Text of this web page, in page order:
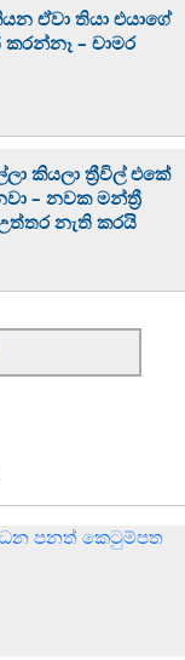
ඒවා තියා එයාගේ
– චාමර
කියලා ත්‍රීවිල් එකේ
– නවක මන්ත්‍රී
නැති කරයි
පනත් කෙටුම්පත